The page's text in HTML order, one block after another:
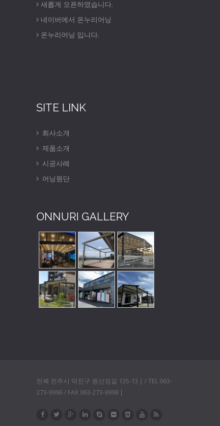
새롭게 오픈하였습니다.
네이버에서 온누리어닝
온누리어닝 입니다.
SITE LINK
회사소개
제품소개
시공사례
어닝원단
ONNURI GALLERY
전북 전주시 덕진구 원산정길 135-13 | / TEL 063-
273-9996 / FAX 063-273-9998 |